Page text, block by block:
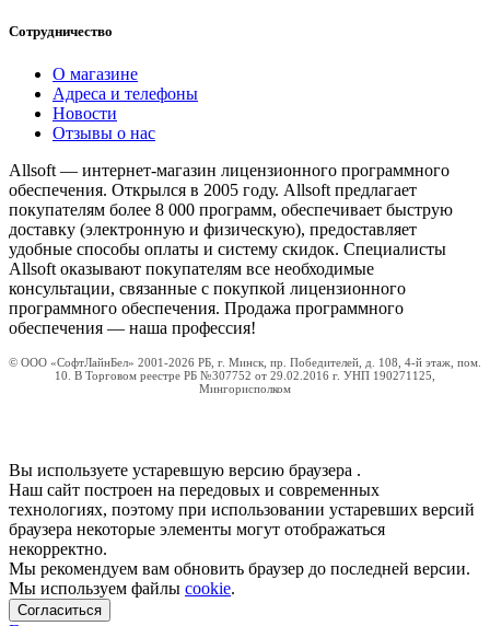
Сотрудничество
О магазине
Адреса и телефоны
Новости
Отзывы о нас
Allsoft — интернет-магазин лицензионного программного
обеспечения. Открылся в 2005 году. Allsoft предлагает
покупателям более 8 000 программ, обеспечивает быструю
доставку (электронную и физическую), предоставляет
удобные способы оплаты и систему скидок. Специалисты
Allsoft оказывают покупателям все необходимые
консультации, связанные с покупкой лицензионного
программного обеспечения. Продажа программного
обеспечения — наша профессия!
© ООО «СофтЛайнБел» 2001-2026 РБ, г. Минск, пр. Победителей, д. 108, 4-й этаж, пом.
10. В Торговом реестре РБ №307752 от 29.02.2016 г. УНП 190271125,
Мингорисполком
Вы используете устаревшую версию браузера .
Наш сайт построен на передовых и современных
технологиях, поэтому при использовании устаревших версий
браузера некоторые элементы могут отображаться
некорректно.
Мы рекомендуем вам обновить браузер до последней версии.
Мы используем файлы cookie.
Согласиться